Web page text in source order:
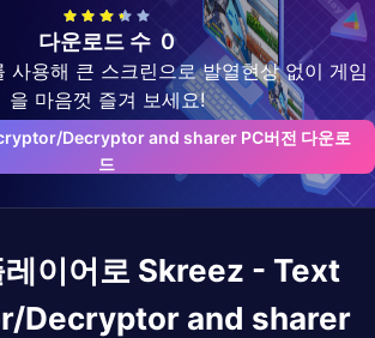
다운로드 수 0
사용해 큰 스크린으로 발열현상 없이 게임
을 마음껏 즐겨 보세요!
Decryptor and sharer PC버전 다운로
드
이어로 Skreez - Text
Decryptor and sharer